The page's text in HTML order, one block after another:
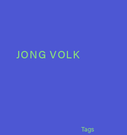
JONG VOLK
Tags